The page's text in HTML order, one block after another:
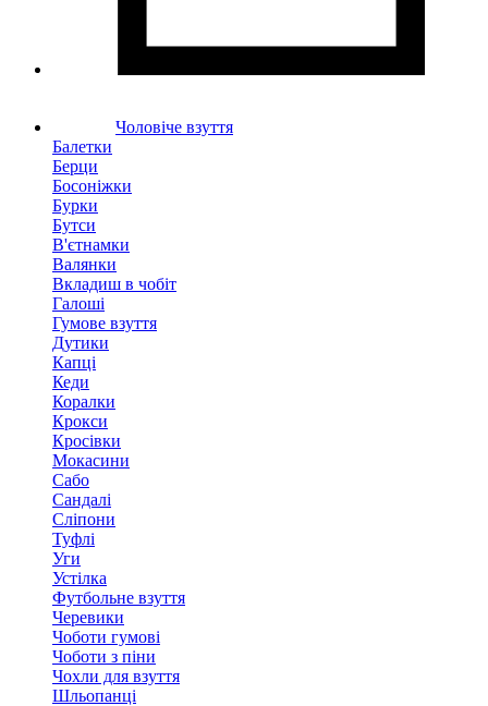
Чоловіче взуття
Балетки
Берци
Босоніжки
Бурки
Бутси
В'єтнамки
Валянки
Вкладиш в чобіт
Галоші
Гумове взуття
Дутики
Капці
Кеди
Коралки
Крокси
Кросівки
Мокасини
Сабо
Сандалі
Сліпони
Туфлі
Уги
Устілка
Футбольне взуття
Черевики
Чоботи гумові
Чоботи з піни
Чохли для взуття
Шльопанці